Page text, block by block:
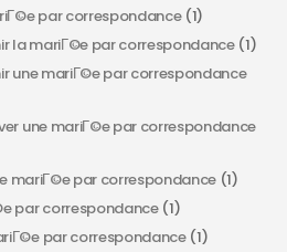
par correspondance(1)
la mariГ©e par correspondance(1)
une mariГ©e par correspondance
une mariГ©e par correspondance
mariГ©e par correspondance (1)
par correspondance(1)
par correspondance(1)